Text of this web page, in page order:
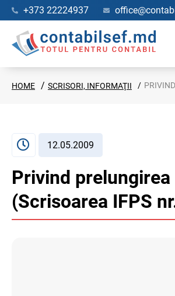
+373 22224937
HOME SCRISORI, INFORMAŢII PRIVIND
12.05.2009
Privind
(Scrisoarea IFPS